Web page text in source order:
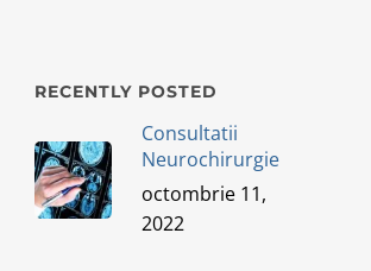
RECENTLY POSTED
Consultatii
Neurochirurgie
octombrie 11,
2022